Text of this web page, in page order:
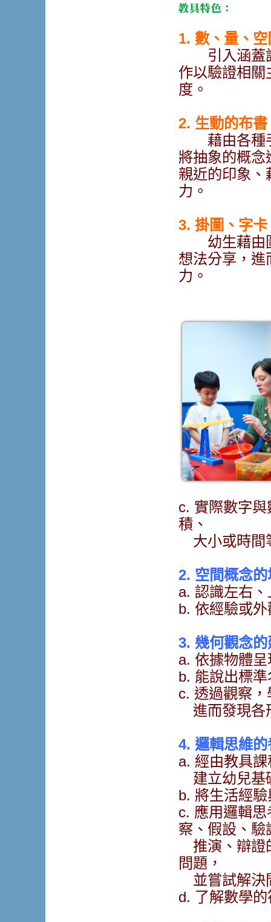
1. 數、量、
引入涵蓋課
作以驗證相關
度。
2. 生動的布
藉由各種手
將抽象的概念
親近的印象、
力。
3. 掛圖、字
幼生藉由圖
想法分享，進
力。
c. 實際數字
積、
大小或時間
2. 空間概念的
a. 認識左右
b. 依經驗或
3. 幾何觀念的
a. 依據物體
b. 能說出標
c. 透過觀察
進而發現各
4. 邏輯思維的
a. 經由教具
建立幼兒基
b. 將生活經
c. 應用邏輯
察、假設、驗
推演、辯證
問題，
並嘗試解決
d. 了解數學